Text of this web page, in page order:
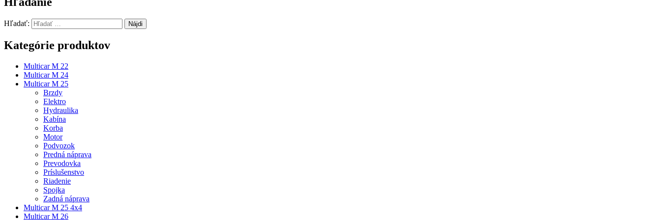
Hľadať:
Kategórie produktov
Multicar M 22
Multicar M 24
Multicar M 25
Brzdy
Elektro
Hydraulika
Kabína
Korba
Motor
Podvozok
Predná náprava
Prevodovka
Príslušenstvo
Riadenie
Spojka
Zadná náprava
Multicar M 25 4x4
Multicar M 26